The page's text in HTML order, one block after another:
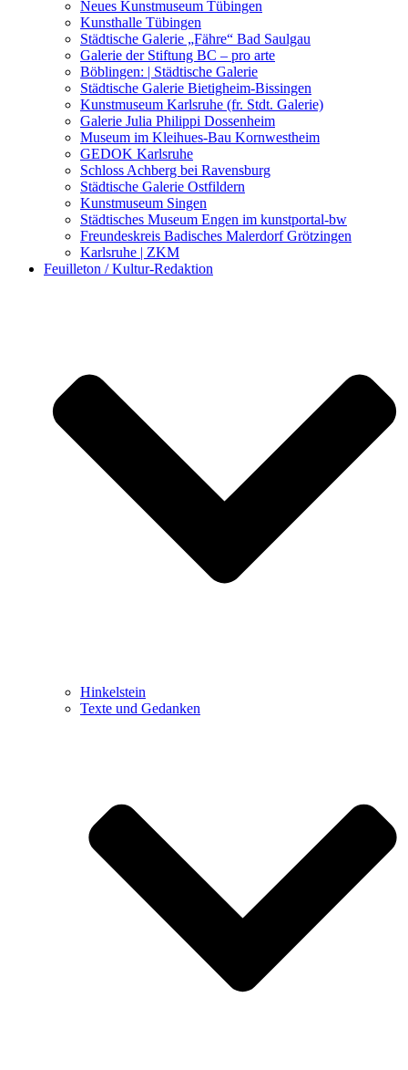
Kunstwettbewerbe, Ausschreibungen für Künstler
Neues Kunstmuseum Tübingen
Kunsthalle Tübingen
Städtische Galerie „Fähre“ Bad Saulgau
Galerie der Stiftung BC – pro arte
Böblingen: | Städtische Galerie
Städtische Galerie Bietigheim-Bissingen
Kunstmuseum Karlsruhe (fr. Stdt. Galerie)
Galerie Julia Philippi Dossenheim
Museum im Kleihues-Bau Kornwestheim
GEDOK Karlsruhe
Schloss Achberg bei Ravensburg
Städtische Galerie Ostfildern
Kunstmuseum Singen
Städtisches Museum Engen im kunstportal-bw
Freundeskreis Badisches Malerdorf Grötzingen
Karlsruhe | ZKM
Feuilleton / Kultur-Redaktion
Hinkelstein
Texte und Gedanken